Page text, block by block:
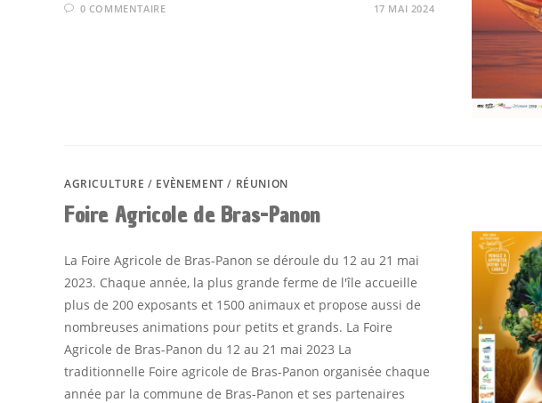
0 COMMENTAIRE 17 MAI 2024
AGRICULTURE / EVÈNEMENT / RÉUNION
Foire Agricole de Bras-Panon
La Foire Agricole de Bras-Panon se déroule du 12 au 21 mai
2023. Chaque année, la plus grande ferme de l'île accueille
plus de 200 exposants et 1500 animaux et propose aussi de
nombreuses animations pour petits et grands. La Foire
Agricole de Bras-Panon du 12 au 21 mai 2023 La
traditionnelle Foire agricole de Bras-Panon organisée chaque
année par la commune de Bras-Panon et ses partenaires